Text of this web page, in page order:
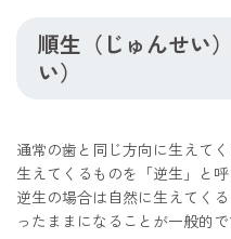
順生（じゅんせい
い）
通常の歯と同じ方向に生えて
生えてくるものを「逆生」と呼
逆生の場合は自然に生えてく
ったままになることが一般的で